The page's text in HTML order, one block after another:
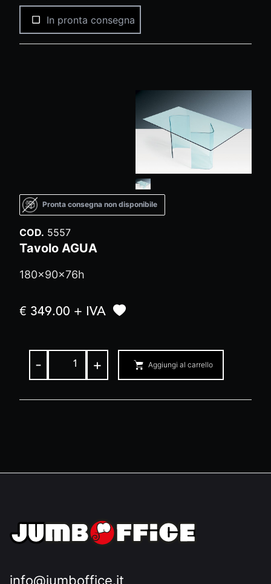
In pronta consegna
Pronta consegna non disponibile
COD. 5557
Tavolo AGUA
180x90x76h
€ 349.00 + IVA
- + Aggiungi al carrello
info@jumboffice.it